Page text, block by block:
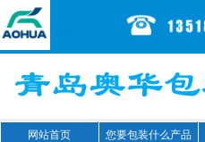
网站首页 您要包装什么产品